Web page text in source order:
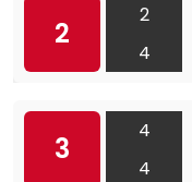
2
2
4
3
4
4